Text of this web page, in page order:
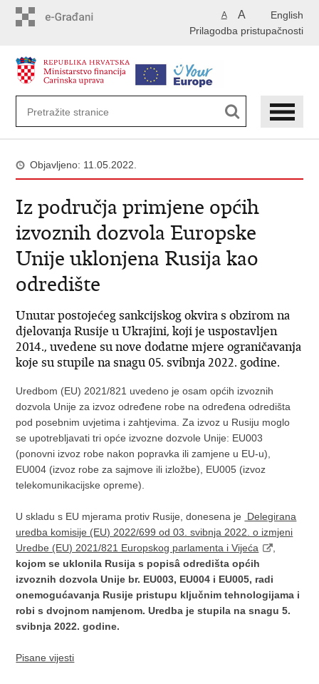
English
A A
Prilagodba pristupačnosti
Objavljeno: 11.05.2022.
Iz područja primjene općih
izvoznih dozvola Europske
Unije uklonjena Rusija kao
odredište
Unutar postojećeg sankcijskog okvira s obzirom na
djelovanja Rusije u Ukrajini, koji je uspostavljen
2014., uvedene su nove dodatne mjere ograničavanja
koje su stupile na snagu 05. svibnja 2022. godine.
Uredbom (EU) 2021/821 uvedeno je osam općih izvoznih
dozvola Unije za izvoz određene robe na određena odredišta
pod posebnim uvjetima i zahtjevima. Za izvoz u Rusiju moglo
se upotrebljavati tri opće izvozne dozvole Unije: EU003
(ponovni izvoz robe nakon popravka ili zamjene u EU-u),
EU004 (izvoz robe za sajmove ili izložbe), EU005 (izvoz
telekomunikacijske opreme).
U skladu s EU mjerama protiv Rusije, donesena je
Delegirana
uredba komisije (EU) 2022/699 оd 03. svibnja 2022. o izmjeni
Uredbe (EU) 2021/821 Europskog parlamenta i Vijeća
kojom se uklonila Rusija s popisâ odredišta općih
izvoznih dozvola Unije br. EU003, EU004 i EU005, radi
onemogućavanja Rusije pristupu ključnim tehnologijama i
robi s dvojnom namjenom. Uredba je stupila na snagu 5.
svibnja 2022. godine.
Pisane vijesti